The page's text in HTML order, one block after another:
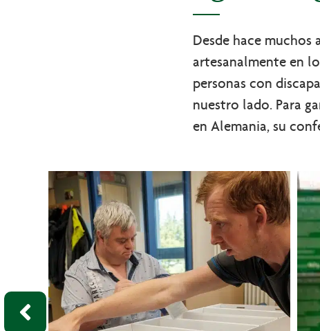
Desde hace
artesanalmente en
personas con
nuestro lado. Para
en Alemania, su